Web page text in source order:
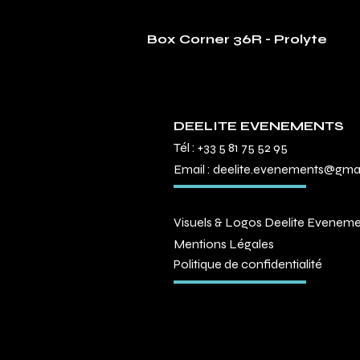
Box Corner 36R - Prolyte
DEELITE EVENEMENTS
Tél : +33 5 81 75 52 95
Email :
Visuels & Logos Deelite
Mentions Légales
Politique de confidentialité